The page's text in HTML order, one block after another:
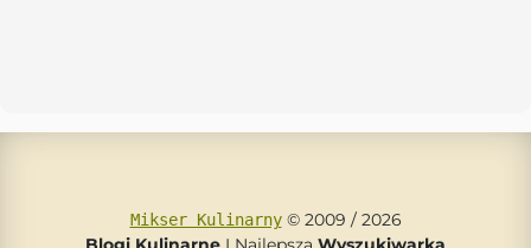
Mikser Kulinarny© 2009 / 2026